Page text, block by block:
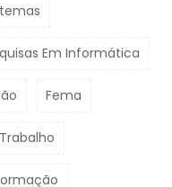
Em Informática
Fema